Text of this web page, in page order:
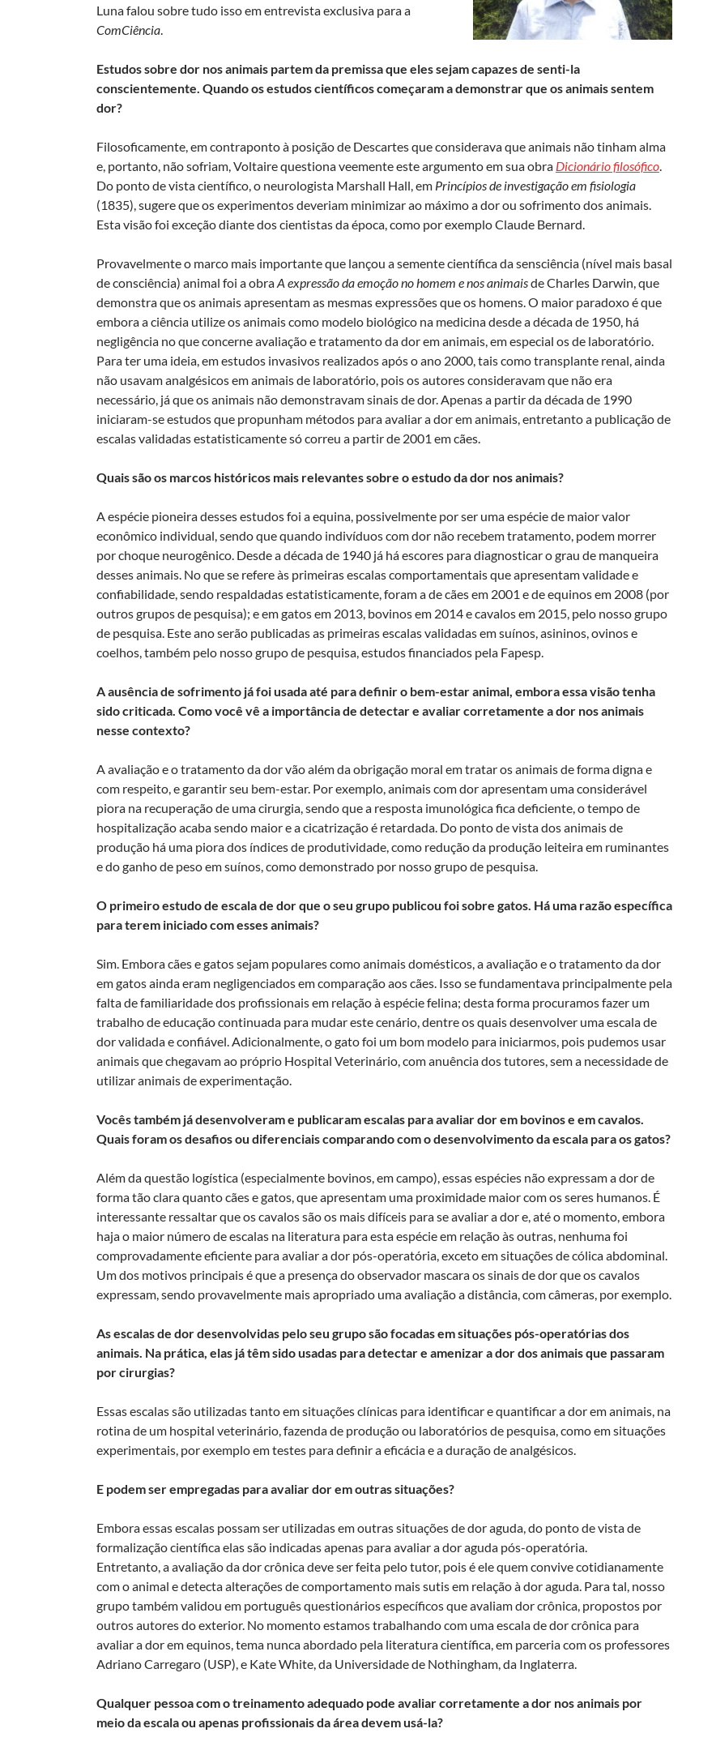
Luna falou sobre tudo isso em entrevista exclusiva para a
ComCiência.
Estudos sobre dor nos animais partem da premissa que eles sejam capazes de senti-la
conscientemente. Quando os estudos científicos começaram a demonstrar que os animais sentem
dor?
Filosoficamente, em contraponto à posição de Descartes que considerava que animais não tinham alma
e, portanto, não sofriam, Voltaire questiona veemente este argumento em sua obra Dicionário filosófico.
Do ponto de vista científico, o neurologista Marshall Hall, em Princípios de investigação em fisiologia
(1835), sugere que os experimentos deveriam minimizar ao máximo a dor ou sofrimento dos animais.
Esta visão foi exceção diante dos cientistas da época, como por exemplo Claude Bernard.
Provavelmente o marco mais importante que lançou a semente científica da sensciência (nível mais basal
de consciência) animal foi a obraA expressão da emoção no homem e nos animaisde Charles Darwin, que
demonstra que os animais apresentam as mesmas expressões que os homens. O maior paradoxo é que
embora a ciência utilize os animais como modelo biológico na medicina desde a década de 1950, há
negligência no que concerne avaliação e tratamento da dor em animais, em especial os de laboratório.
Para ter uma ideia, em estudos invasivos realizados após o ano 2000, tais como transplante renal, ainda
não usavam analgésicos em animais de laboratório, pois os autores consideravam que não era
necessário, já que os animais não demonstravam sinais de dor. Apenas a partir da década de 1990
iniciaram-se estudos que propunham métodos para avaliar a dor em animais, entretanto a publicação de
escalas validadas estatisticamente só correu a partir de 2001 em cães.
Quais são os marcos históricos mais relevantes sobre o estudo da dor nos animais?
A espécie pioneira desses estudos foi a equina, possivelmente por ser uma espécie de maior valor
econômico individual, sendo que quando indivíduos com dor não recebem tratamento, podem morrer
por choque neurogênico. Desde a década de 1940 já há escores para diagnosticar o grau de manqueira
desses animais. No que se refere às primeiras escalas comportamentais que apresentam validade e
confiabilidade, sendo respaldadas estatisticamente, foram a de cães em 2001 e de equinos em 2008 (por
outros grupos de pesquisa); e em gatos em 2013, bovinos em 2014 e cavalos em 2015, pelo nosso grupo
de pesquisa. Este ano serão publicadas as primeiras escalas validadas em suínos, asininos, ovinos e
coelhos, também pelo nosso grupo de pesquisa, estudos financiados pela Fapesp.
A ausência de sofrimento já foi usada até para definir o bem-estar animal, embora essa visão tenha
sido criticada. Como você vê a importância de detectar e avaliar corretamente a dor nos animais
nesse contexto?
A avaliação e o tratamento da dor vão além da obrigação moral em tratar os animais de forma digna e
com respeito, e garantir seu bem-estar. Por exemplo, animais com dor apresentam uma considerável
piora na recuperação de uma cirurgia, sendo que a resposta imunológica fica deficiente, o tempo de
hospitalização acaba sendo maior e a cicatrização é retardada. Do ponto de vista dos animais de
produção há uma piora dos índices de produtividade, como redução da produção leiteira em ruminantes
e do ganho de peso em suínos, como demonstrado por nosso grupo de pesquisa.
O primeiro estudo de escala de dor que o seu grupo publicou foi sobre gatos. Há uma razão específica
para terem iniciado com esses animais?
Sim. Embora cães e gatos sejam populares como animais domésticos, a avaliação e o tratamento da dor
em gatos ainda eram negligenciados em comparação aos cães. Isso se fundamentava principalmente pela
falta de familiaridade dos profissionais em relação à espécie felina; desta forma procuramos fazer um
trabalho de educação continuada para mudar este cenário, dentre os quais desenvolver uma escala de
dor validada e confiável. Adicionalmente, o gato foi um bom modelo para iniciarmos, pois pudemos usar
animais que chegavam ao próprio Hospital Veterinário, com anuência dos tutores, sem a necessidade de
utilizar animais de experimentação.
Vocês também já desenvolveram e publicaram escalas para avaliar dor em bovinos e em cavalos.
Quais foram os desafios ou diferenciais comparando com o desenvolvimento da escala para os gatos?
Além da questão logística (especialmente bovinos, em campo), essas espécies não expressam a dor de
forma tão clara quanto cães e gatos, que apresentam uma proximidade maior com os seres humanos. É
interessante ressaltar que os cavalos são os mais difíceis para se avaliar a dor e, até o momento, embora
haja o maior número de escalas na literatura para esta espécie em relação às outras, nenhuma foi
comprovadamente eficiente para avaliar a dor pós-operatória, exceto em situações de cólica abdominal.
Um dos motivos principais é que a presença do observador mascara os sinais de dor que os cavalos
expressam, sendo provavelmente mais apropriado uma avaliação a distância, com câmeras, por exemplo.
As escalas de dor desenvolvidas pelo seu grupo são focadas em situações pós-operatórias dos
animais. Na prática, elas já têm sido usadas para detectar e amenizar a dor dos animais que passaram
por cirurgias?
Essas escalas são utilizadas tanto em situações clínicas para identificar e quantificar a dor em animais, na
rotina de um hospital veterinário, fazenda de produção ou laboratórios de pesquisa, como em situações
experimentais, por exemplo em testes para definir a eficácia e a duração de analgésicos.
E podem ser empregadas para avaliar dor em outras situações?
Embora essas escalas possam ser utilizadas em outras situações de dor aguda, do ponto de vista de
formalização científica elas são indicadas apenas para avaliar a dor aguda pós-operatória.
Entretanto, a avaliação da dor crônica deve ser feita pelo tutor, pois é ele quem convive cotidianamente
com o animal e detecta alterações de comportamento mais sutis em relação à dor aguda. Para tal, nosso
grupo também validou em português questionários específicos que avaliam dor crônica, propostos por
outros autores do exterior. No momento estamos trabalhando com uma escala de dor crônica para
avaliar a dor em equinos, tema nunca abordado pela literatura científica, em parceria com os professores
Adriano Carregaro (USP), e Kate White, da Universidade de Nothingham, da Inglaterra.
Qualquer pessoa com o treinamento adequado pode avaliar corretamente a dor nos animais por
meio da escala ou apenas profissionais da área devem usá-la?